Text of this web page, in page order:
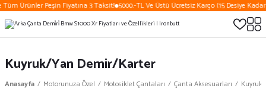
Ürünler Peşin Fiyatına 3 Taksit! 5000.-TL Ve Üstü Ücretsiz Kargo (15 Desiye Kadar)
Kuyruk/Yan Demir/Karter
Anasayfa Motorunuza Özel Motosiklet Çantaları Çanta Aksesuarları